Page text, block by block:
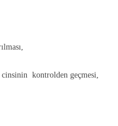
cinsinin kontrolden geçmesi,